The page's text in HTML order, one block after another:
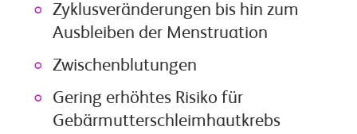
Zyklusveränderungen bis hin zum
Ausbleiben der Menstruation
Zwischenblutungen
Gering erhöhtes Risiko für
Gebärmutterschleimhautkrebs